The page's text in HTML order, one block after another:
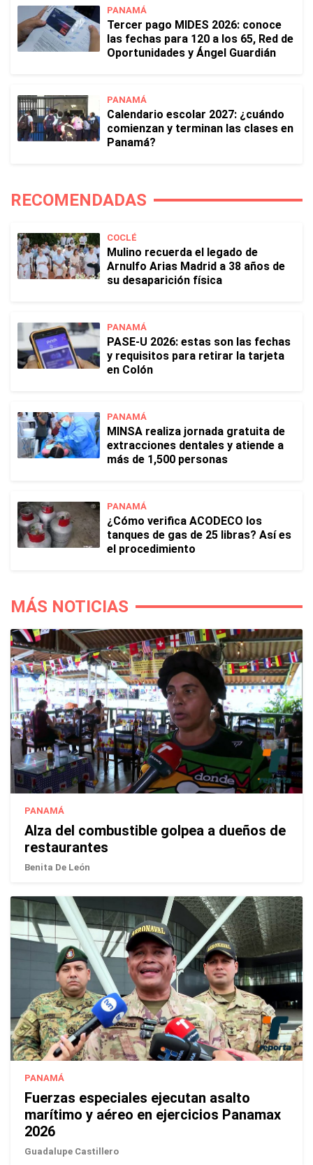
PANAMÁ
Tercer pago MIDES 2026: conoce
las fechas para 120 a los 65, Red de
Oportunidades y Ángel Guardián
PANAMÁ
Calendario escolar 2027: ¿cuándo
comienzan y terminan las clases en
Panamá?
RECOMENDADAS
COCLÉ
Mulino recuerda el legado de
Arnulfo Arias Madrid a 38 años de
su desaparición física
PANAMÁ
PASE-U 2026: estas son las fechas
y requisitos para retirar la tarjeta
en Colón
PANAMÁ
MINSA realiza jornada gratuita de
extracciones dentales y atiende a
más de 1,500 personas
PANAMÁ
¿Cómo verifica ACODECO los
tanques de gas de 25 libras? Así es
el procedimiento
MÁS NOTICIAS
PANAMÁ
Alza del combustible golpea a dueños de
restaurantes
Benita De León
PANAMÁ
Fuerzas especiales ejecutan asalto
marítimo y aéreo en ejercicios Panamax
2026
Guadalupe Castillero